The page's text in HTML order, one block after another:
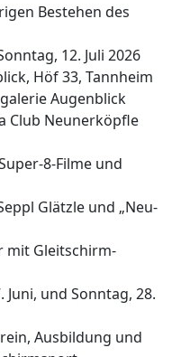
Bestehen des
12. Juli 2026
Höf 33, Tannheim
Augenblick
Club Neunerköpfle
8-Filme und
Glätzle und „Neu-
mit Gleitschirm-
Juni, und Sonntag, 28.
Ausbildung und